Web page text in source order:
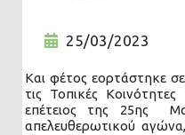
25/03/2023
Και φέτος εορτάστηκε
τις Τοπικές
επέτειος της 25ης
απελευθερωτικού